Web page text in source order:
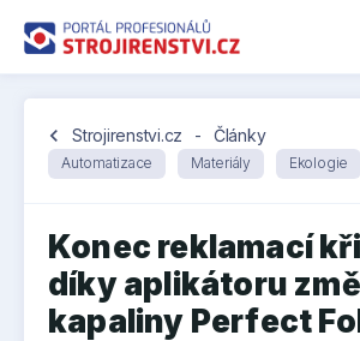
chevron_left Strojirenstvi.cz - Články
Automatizace Materiály Ekologie
Konec reklamací
díky aplikátoru
kapaliny Perfect